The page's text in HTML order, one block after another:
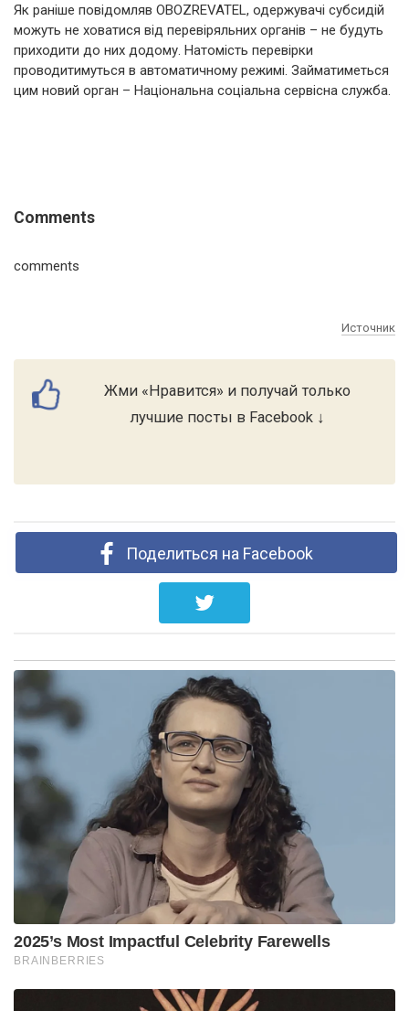
Як раніше повідомляв OBOZREVATEL, одержувачі субсидій
можуть не ховатися від перевіряльних органів – не будуть
приходити до них додому. Натомість перевірки
проводитимуться в автоматичному режимі. Займатиметься
цим новий орган – Національна соціальна сервісна служба.
Comments
comments
Источник
Жми «Нравится» и получай только
лучшие посты в Facebook ↓
Поделиться на Facebook